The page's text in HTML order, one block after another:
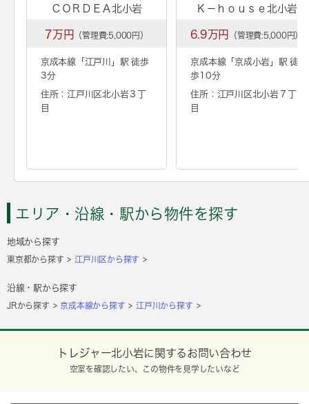
ＣＯＲＤＥＡ北小岩
7万円 （管理費:5,000円）
京成本線「 江戸川
」駅 徒歩
3分
住所：江戸川区北小岩３丁
目
Ｋ－ｈｏｕｓｅ北小岩
6.9万円 （管理費:5,000円）
京成本線「京成小岩 」駅 徒
歩10分
住所：江戸川区北小岩７丁
目
エリア・沿線・駅から物件を探す
地域から探す
東京都から探す 江戸川区から探す
沿線・駅から探す
JRから探す 京成本線から探す 江戸川から探す
トレジャー北小岩に関するお問い合わせ
空室を確認したい、この物件を見学したいなど